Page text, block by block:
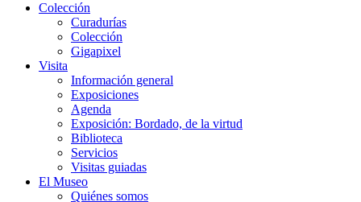
Colección
Curadurías
Colección
Gigapixel
Visita
Información general
Exposiciones
Agenda
Exposición: Bordado, de la virtud
Biblioteca
Servicios
Visitas guiadas
El Museo
Quiénes somos